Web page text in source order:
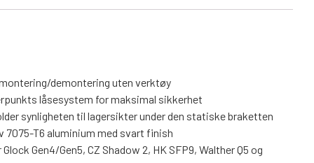
demontering uten verktøy
låsesystem for maksimal sikkerhet
synligheten til lagersikter under den statiske braketten
7075-T6 aluminium med svart finish
Gen4/Gen5, CZ Shadow 2, HK SFP9, Walther Q5 og